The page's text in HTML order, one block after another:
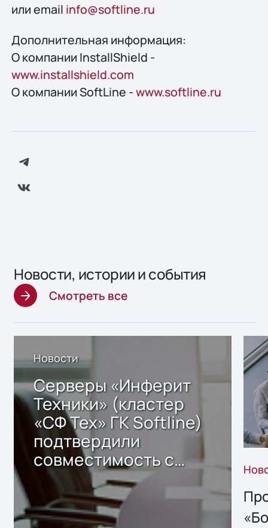
или email info@softline.ru
Дополнительная информация:
О компании InstallShield -
www.installshield.com
О компании SoftLine -www.softline.ru
Новости, истории и события
Смотреть все
Новости
Серверы «Инферит
Техники» (кластер
«СФ Тех» ГК Softline)
подтвердили
совместимость с
решением Sharx
Storage 2.x для
хранения данных